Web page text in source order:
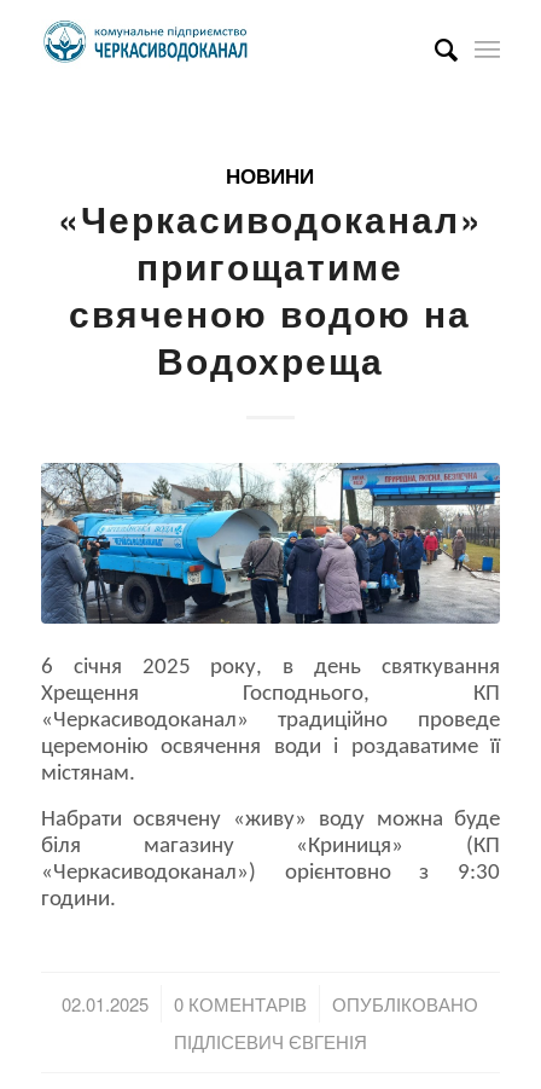
НОВИНИ
«Черкасиводоканал»
пригощатиме
свяченою водою на
Водохреща
6 січня 2025 року, в день святкування
Хрещення Господнього, КП
«Черкасиводоканал» традиційно проведе
церемонію освячення води і роздаватиме її
містянам.
Набрати освячену «живу» воду можна буде
біля магазину «Криниця» (КП
«Черкасиводоканал») орієнтовно з 9:30
години.
02.01.2025
/ 0 КОМЕНТАРІВ
/
ОПУБЛІКОВАНО
ПІДЛІСЕВИЧ ЄВГЕНІЯ